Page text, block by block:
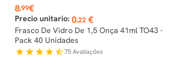
Preço
8,99€
Precio unitario: 0,22€
Frasco De Vidro De 1,5 Onça 41ml TO43 -
Pack 40 Unidades
star star star star star_half75Avaliações